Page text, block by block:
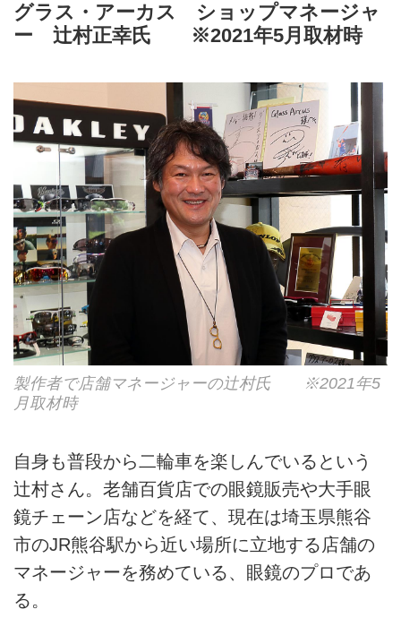
グラス・アーカス ショップマネージャ
ー 辻村正幸氏 ※2021年5月取材時
製作者で店舗マネージャーの辻村氏 ※2021年5
月取材時
自身も普段から二輪車を楽しんでいるという
辻村さん。老舗百貨店での眼鏡販売や大手眼
鏡チェーン店などを経て、現在は埼玉県熊谷
市のJR熊谷駅から近い場所に立地する店舗の
マネージャーを務めている、眼鏡のプロであ
る。